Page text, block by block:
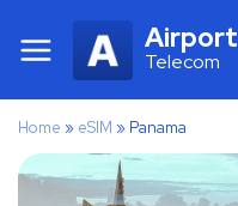
Airport
Telecom
Home » eSIM » Panama